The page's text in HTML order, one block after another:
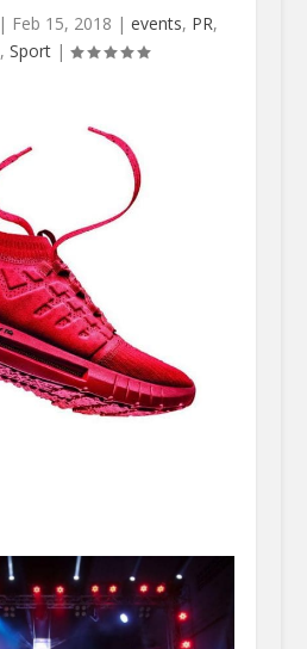
| Feb 15, 2018 |events, PR,
,Sport |